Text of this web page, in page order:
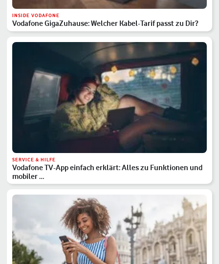
INSIDE VODAFONE
Vodafone GigaZuhause: Welcher Kabel-Tarif passt zu Dir?
SERVICE & HILFE
Vodafone TV-App einfach erklärt: Alles zu Funktionen und
mobiler …